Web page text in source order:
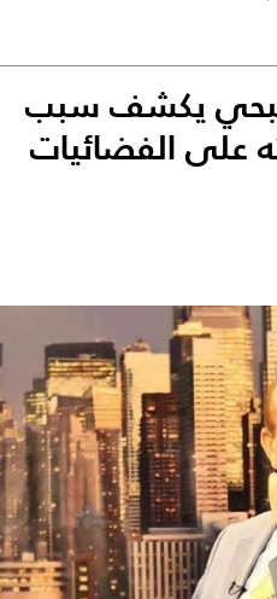
صبحي يكشف سبب
على الفضائيات